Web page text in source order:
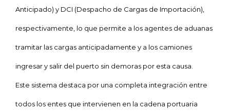
Anticipado) y DCI (Despacho de Cargas de Importación),
respectivamente, lo que permite a los agentes de aduanas
tramitar las cargas anticipadamente y a los camiones
ingresar y salir del puerto sin demoras por esta causa.
Este sistema destaca por una completa integración entre
todos los entes que intervienen en la cadena portuaria